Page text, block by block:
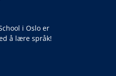
i Oslo er
å lære språk!